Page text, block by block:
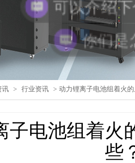
讯 > 行业资讯 > 动力锂离子电池组着火
子电池组着火
些
你们是